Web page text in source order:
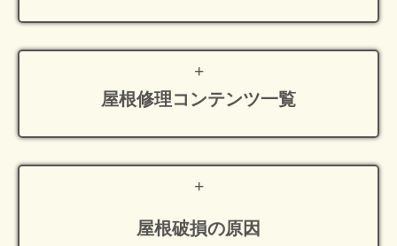
屋根修理コンテンツ一覧
屋根破損の原因